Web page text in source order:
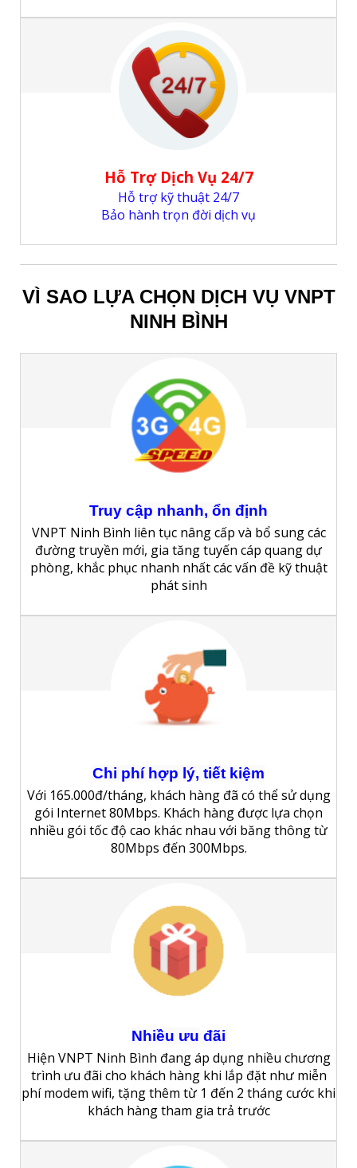
Hỗ Trợ Dịch Vụ 24/7
Hỗ trợ kỹ thuật 24/7
Bảo hành trọn đời dịch vụ
VÌ SAO LỰA CHỌN DỊCH VỤ VNPT
NINH BÌNH
Truy cập nhanh, ổn định
VNPT Ninh Bình liên tục nâng cấp và bổ sung các
đường truyền mới, gia tăng tuyến cáp quang dự
phòng, khắc phục nhanh nhất các vấn đề kỹ thuật
phát sinh
Chi phí hợp lý, tiết kiệm
Với 165.000đ/tháng, khách hàng đã có thể sử dụng
gói Internet 80Mbps. Khách hàng được lựa chọn
nhiều gói tốc độ cao khác nhau với băng thông từ
80Mbps đến 300Mbps.
Nhiều ưu đãi
Hiện VNPT Ninh Bình đang áp dụng nhiều chương
trình ưu đãi cho khách hàng khi lắp đặt như miễn
phí modem wifi, tặng thêm từ 1 đến 2 tháng cước khi
khách hàng tham gia trả trước